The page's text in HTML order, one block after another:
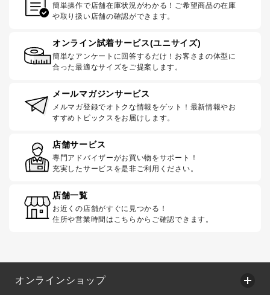
簡単操作で店舗在庫状況がわかる！ご希望商品の在庫
や取り扱い店舗の確認ができます。
オンライン試着サービス(ユニサイズ)
簡単なアンケートに回答するだけ！お客さまの体型に
合った最適なサイズをご提案します。
メールマガジンサービス
メルマガ登録でオトクな情報をゲット！最新情報やお
すすめトピックスをお届けします。
店舗サービス
専門アドバイザーがお買い物をサポート！
充実したサービスを是非ご利用ください。
店舗一覧
お近くの店舗がすぐに見つかる！
住所や営業時間はこちらからご確認できます。
オンラインショップ